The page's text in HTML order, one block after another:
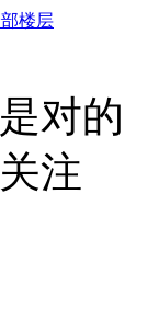
楼层
对的
注